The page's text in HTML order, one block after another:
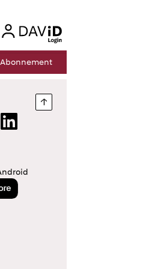
login
Abonnement
Nach oben springen
LinkedIn
Store